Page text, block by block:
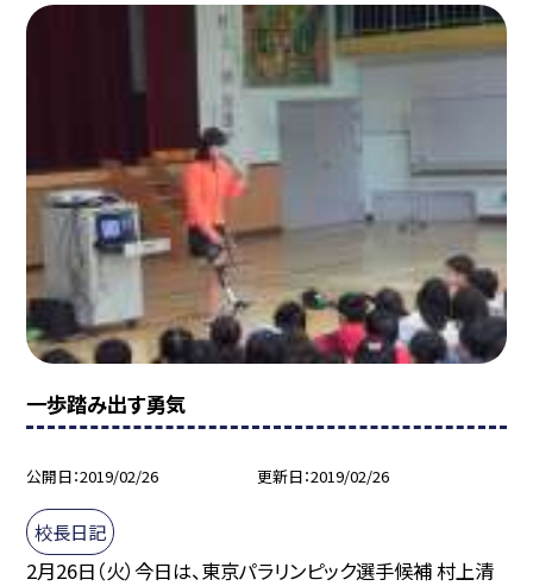
一歩踏み出す勇気
公開日 2019/02/26 更新日 2019/02/26
校長日記
2月26日（火）今日は、東京パラリンピック選手候補 村上清